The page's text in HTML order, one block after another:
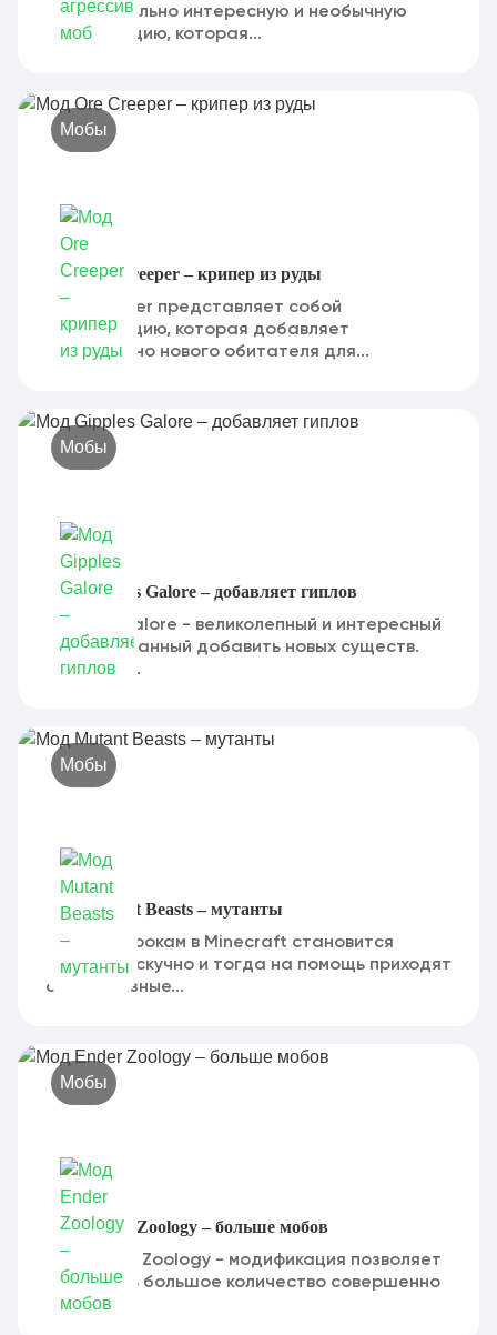
действительно интересную и необычную
модификацию, которая...
Мобы
Мод Ore Creeper – крипер из руды
Ore Creeper представляет собой
модификацию, которая добавляет
совершенно нового обитателя для...
Мобы
Мод Gipples Galore – добавляет гиплов
Gipples Galore - великолепный и интересный
мод, призванный добавить новых существ.
Они были...
Мобы
Мод Mutant Beasts – мутанты
Иногда игрокам в Minecraft становится
особенно скучно и тогда на помощь приходят
самые разные...
Мобы
Мод Ender Zoology – больше мобов
Мод Ender Zoology - модификация позволяет
доставить большое количество совершенно
новых...